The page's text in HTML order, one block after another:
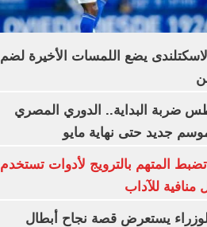
يضع اللمسات الأخيرة لضم
ضربة البداية.. الدوري المصري
جديد حتى نهاية مايو
تضبط المتهم بالترويج لأدوات تستخدم
للآداب
يستعرض قصة نجاح أبطال